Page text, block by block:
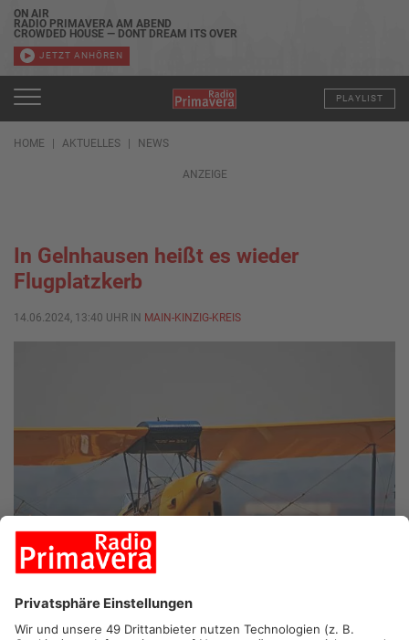
ON AIR
RADIO PRIMAVERA AM ABEND
CROWDED HOUSE — DONT DREAM ITS OVER
JETZT ANHÖREN
PLAYLIST
HOME AKTUELLES NEWS
ANZEIGE
In Gelnhausen heißt es wieder
Flugplatzkerb
14.06.2024, 13:40 UHR IN MAIN-KINZIG-KREIS